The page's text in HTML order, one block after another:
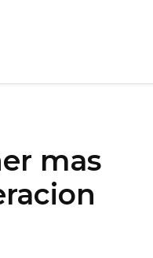
mas